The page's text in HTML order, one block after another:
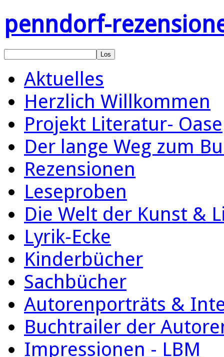
penndorf-
Aktuelles
Herzlich Willkommen
Projekt Literatur- Oase
Der lange Weg zum
Rezensionen
Leseproben
Die Welt der Kunst &
Lyrik-Ecke
Kinderbücher
Sachbücher
Autorenporträts &
Buchtrailer der
Impressionen - LBM